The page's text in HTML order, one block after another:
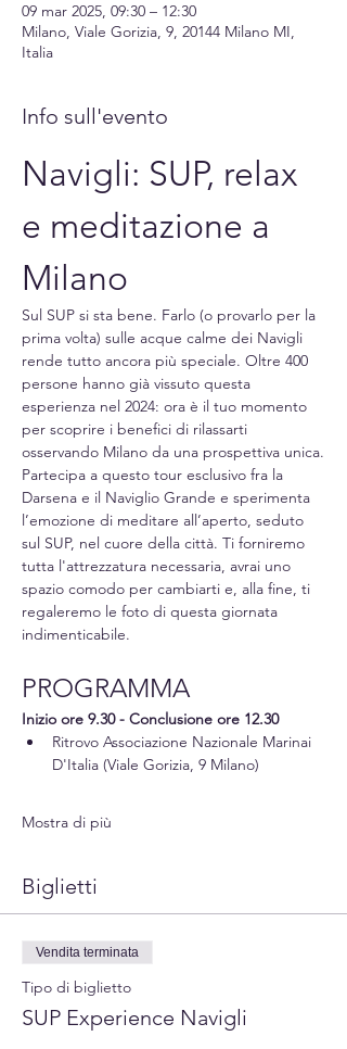
09 mar 2025, 09:30 – 12:30
Milano, Viale Gorizia, 9, 20144 Milano MI,
Italia
Info sull'evento
Navigli: SUP, relax
e meditazione a
Milano
Sul SUP si sta bene. Farlo (o provarlo per la
prima volta) sulle acque calme dei Navigli
rende tutto ancora più speciale. Oltre 400
persone hanno già vissuto questa
esperienza nel 2024: ora è il tuo momento
per scoprire i benefici di rilassarti
osservando Milano da una prospettiva unica.
Partecipa a questo tour esclusivo fra la
Darsena e il Naviglio Grande e sperimenta
l’emozione di meditare all’aperto, seduto
sul SUP, nel cuore della città. Ti forniremo
tutta l'attrezzatura necessaria, avrai uno
spazio comodo per cambiarti e, alla fine, ti
regaleremo le foto di questa giornata
indimenticabile.
PROGRAMMA
Inizio ore 9.30 - Conclusione ore 12.30
Ritrovo Associazione Nazionale Marinai
D'Italia (Viale Gorizia, 9 Milano)
Mostra di più
Biglietti
Vendita terminata
Tipo di biglietto
SUP Experience Navigli